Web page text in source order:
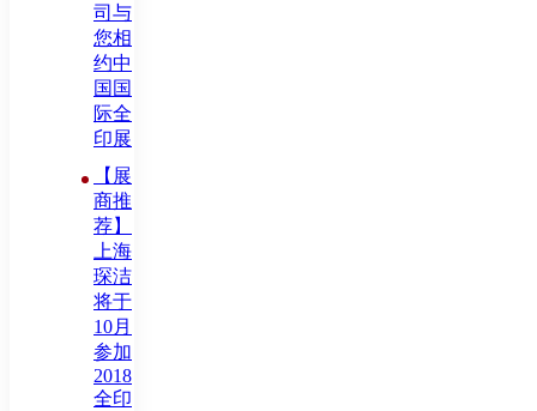
司与
您相
约中
国国
际全
印展
【展
商推
荐】
上海
琛洁
将于
10月
参加
2018
全印